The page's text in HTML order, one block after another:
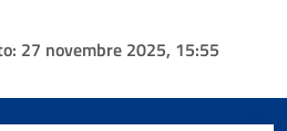
27 novembre 2025, 15:55